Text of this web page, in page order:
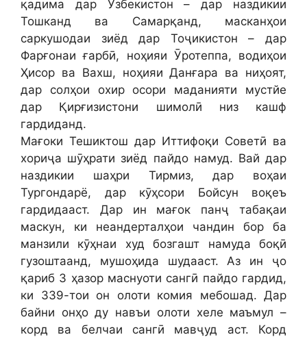
қадима дар Ӯзбекистон – дар наздикии
Тошканд ва Самарқанд, масканҳои
саркушодаи зиёд дар Тоҷикистон – дар
Фарғонаи ғарбӣ, ноҳияи Ӯротеппа, водиҳои
Ҳисор ва Вахш, ноҳияи Данғара ва ниҳоят,
дар солҳои охир осори маданияти мустйе
дар Қирғизистони шимолӣ низ кашф
гардиданд.
Мағоки Тешиктош дар Иттифоқи Советӣ ва
хориҷа шӯҳрати зиёд пайдо намуд. Вай дар
наздикии шаҳри Тирмиз, дар воҳаи
Тургондарё, дар кӯҳсори Бойсун воқеъ
гардидааст. Дар ин мағок панҷ табақаи
маскун, ки неандерталҳои чандин бор ба
манзили кӯҳнаи худ бозгашт намуда боқӣ
гузоштаанд, мушоҳида шудааст. Аз ин ҷо
қариб 3 ҳазор маснуоти сангӣ пайдо гардид,
ки 339-тои он олоти комия мебошад. Дар
байни онҳо ду навъи олоти хеле маъмул –
корд ва белчаи сангӣ мавҷуд аст. Корд